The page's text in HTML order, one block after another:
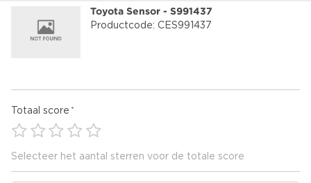
Toyota Sensor - S991437
Productcode: CES991437
Totaal score
Selecteer het aantal sterren voor de totale score